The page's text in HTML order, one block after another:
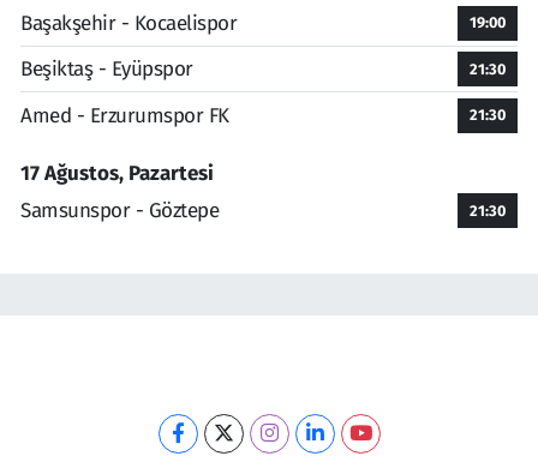
Başakşehir - Kocaelispor
19:00
Beşiktaş - Eyüpspor 21:30
Amed - Erzurumspor FK 21:30
17 Ağustos, Pazartesi
Samsunspor - Göztepe
21:30